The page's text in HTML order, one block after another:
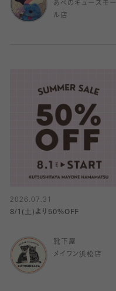
あべのキューズモー
ル店
2026.07.31
8/1(土)より50%OFF
靴下屋
メイワン浜松店